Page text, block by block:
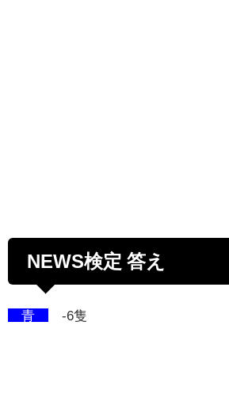
NEWS検定 答え
青 -6隻